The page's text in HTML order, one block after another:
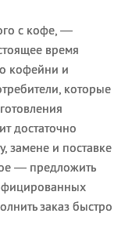
с кофе, —
время
кофейни и
которые
достаточно
замене и поставке
— предложить
заказ быстро